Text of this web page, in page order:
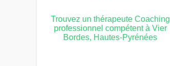
Trouvez un thérapeute Coaching
professionnel compétent à Vier
Bordes, Hautes-Pyrénées